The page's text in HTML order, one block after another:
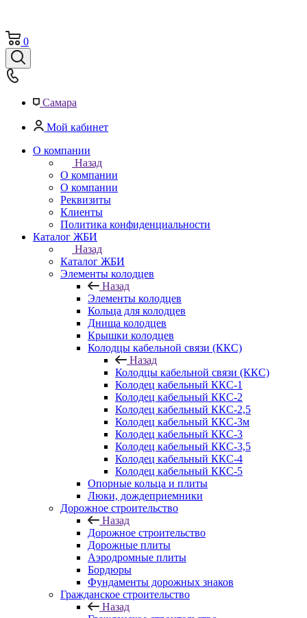
0
Самара
Мой кабинет
О компании
Назад
О компании
О компании
Реквизиты
Клиенты
Политика конфиденциальности
Каталог ЖБИ
Назад
Каталог ЖБИ
Элементы колодцев
Назад
Элементы колодцев
Кольца для колодцев
Днища колодцев
Крышки колодцев
Колодцы кабельной связи (ККС)
Назад
Колодцы кабельной связи (ККС)
Колодец кабельный ККС-1
Колодец кабельный ККС-2
Колодец кабельный ККС-2,5
Колодец кабельный ККС-3м
Колодец кабельный ККС-3
Колодец кабельный ККС-3,5
Колодец кабельный ККС-4
Колодец кабельный ККС-5
Опорные кольца и плиты
Люки, дождеприемники
Дорожное строительство
Назад
Дорожное строительство
Дорожные плиты
Аэродромные плиты
Бордюры
Фундаменты дорожных знаков
Гражданское строительство
Назад